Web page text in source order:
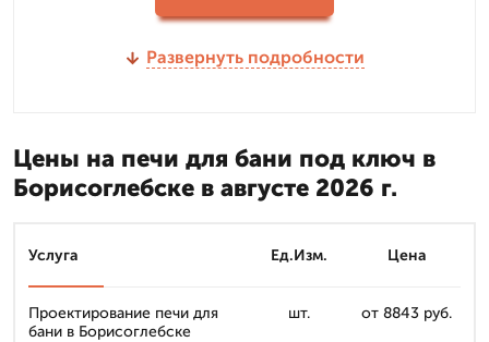
Развернуть подробности
Цены на печи для бани под ключ в
Борисоглебске в августе 2026 г.
Услуга Ед.Изм. Цена
Проектирование печи для
бани в Борисоглебске
шт. от 8843 руб.